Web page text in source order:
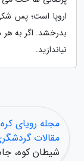
اروپا است؛ پس
بدرخشد. اگر به هر
نیاندازید.
مجله رویای
مقالات
شیطان کوه،